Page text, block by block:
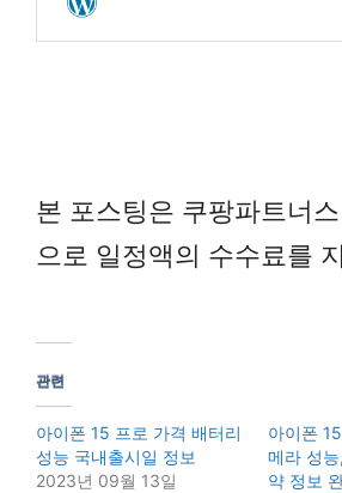
본 포스팅은 쿠팡파트너
으로 일정액의 수수료를
관련
아이폰 15 프로 가격 배터리
성능 국내출시일 정보
2023년 09월 13일
아이폰
메라 성
약 정보